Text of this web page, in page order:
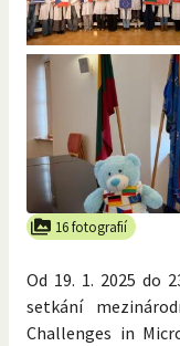
16 fotografií
Od 19. 1. 2025 do
setkání
Challenges in